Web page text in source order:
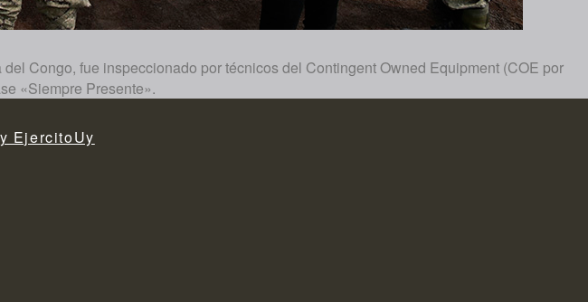
Congo, fue inspeccionado por técnicos del Contingent Owned Equipment (COE por
«Siempre Presente».
EjercitoUy